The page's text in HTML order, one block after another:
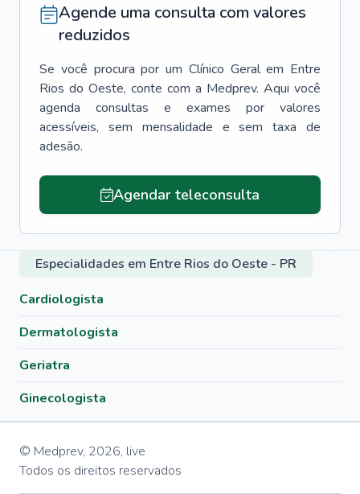
Agende uma consulta com valores
reduzidos
Se você procura por um Clínico Geral em Entre
Rios do Oeste, conte com a Medprev. Aqui você
agenda consultas e exames por valores
acessíveis, sem mensalidade e sem taxa de
adesão.
Agendar teleconsulta
Especialidades em Entre Rios do Oeste - PR
Cardiologista
Dermatologista
Geriatra
Ginecologista
© Medprev, 2026, live
Todos os direitos reservados